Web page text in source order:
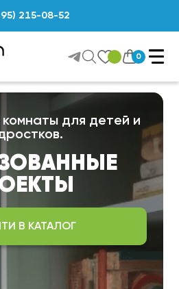
215-08-52
0
для детей и
В КАТАЛОГ